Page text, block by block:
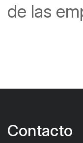
de las
Contacto